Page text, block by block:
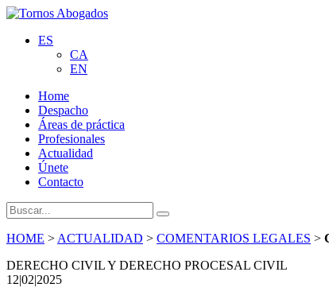
ES
CA
EN
Home
Despacho
Áreas de práctica
Profesionales
Actualidad
Únete
Contacto
HOME > ACTUALIDAD > COMENTARIOS LEGALES >
DERECHO CIVIL Y DERECHO PROCESAL CIVIL
12|02|2025